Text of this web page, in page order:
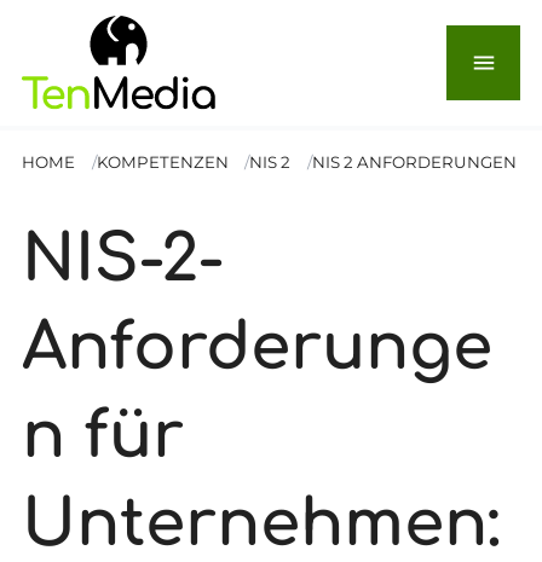
menu
HOME KOMPETENZEN NIS 2 NIS 2 ANFORDERUNGEN
NIS-2-
Anforderunge
n für
Unternehmen: